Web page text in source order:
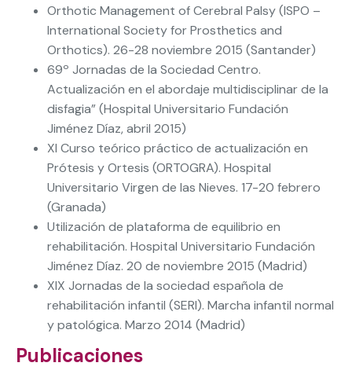
Orthotic Management of Cerebral Palsy (ISPO –
International Society for Prosthetics and
Orthotics). 26-28 noviembre 2015 (Santander)
69º Jornadas de la Sociedad Centro.
Actualización en el abordaje multidisciplinar de la
disfagia” (Hospital Universitario Fundación
Jiménez Díaz, abril 2015)
XI Curso teórico práctico de actualización en
Prótesis y Ortesis (ORTOGRA). Hospital
Universitario Virgen de las Nieves. 17-20 febrero
(Granada)
Utilización de plataforma de equilibrio en
rehabilitación. Hospital Universitario Fundación
Jiménez Díaz. 20 de noviembre 2015 (Madrid)
XIX Jornadas de la sociedad española de
rehabilitación infantil (SERI). Marcha infantil normal
y patológica. Marzo 2014 (Madrid)
Publicaciones